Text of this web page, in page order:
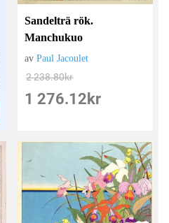
Sandelträ rök.
Manchukuo
avPaul Jacoulet
2 238.80kr
1 276.12 kr